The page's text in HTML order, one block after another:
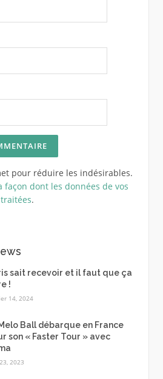
pour réduire les indésirables.
façon dont les données de vos
.
sait recevoir et il faut que ça
!
14, 2024
Ball débarque en France
son « Faster Tour » avec
2023